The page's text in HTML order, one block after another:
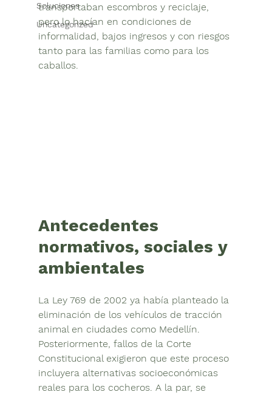
Soluciones
Uncategorized
transportaban escombros y reciclaje,
pero lo hacían en condiciones de
informalidad, bajos ingresos y con riesgos
tanto para las familias como para los
caballos.
Antecedentes
normativos, sociales y
ambientales
La Ley 769 de 2002 ya había planteado la
eliminación de los vehículos de tracción
animal en ciudades como Medellín.
Posteriormente, fallos de la Corte
Constitucional exigieron que este proceso
incluyera alternativas socioeconómicas
reales para los cocheros. A la par, se